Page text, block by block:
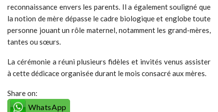
reconnaissance envers les parents. Il a également souligné que
la notion de mère dépasse le cadre biologique et englobe toute
personne jouant un rôle maternel, notamment les grand-mères,
tantes ou sœurs.
La cérémonie a réuni plusieurs fidèles et invités venus assister
à cette dédicace organisée durant le mois consacré aux mères.
Share on:
WhatsApp